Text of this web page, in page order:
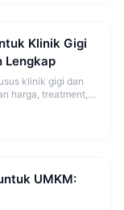
Klinik Gigi
Lengkap
klinik gigi dan
harga, treatment,
UMKM: